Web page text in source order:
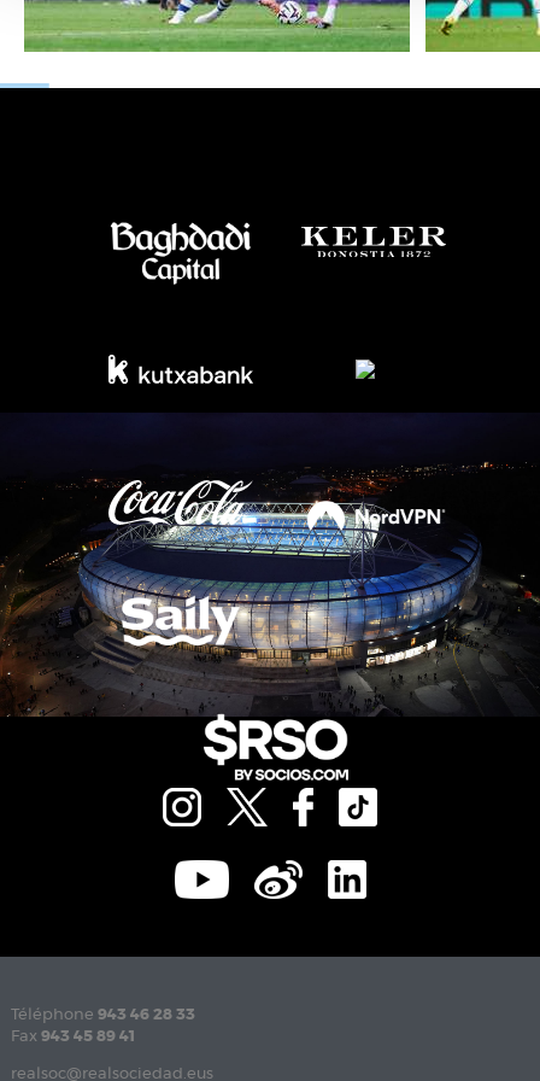
Téléphone 943 46 28 33
Fax 943 45 89 41
realsoc@realsociedad.eus